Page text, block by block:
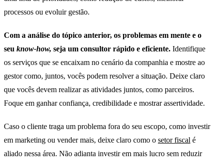
processos ou evoluir gestão.
Com a análise do tópico anterior, os problemas em mente e o
seu know-how, seja um consultor rápido e eficiente. Identifique
os serviços que se encaixam no cenário da companhia e mostre ao
gestor como, juntos, vocês podem resolver a situação. Deixe claro
que vocês devem realizar as atividades juntos, como parceiros.
Foque em ganhar confiança, credibilidade e mostrar assertividade.
Caso o cliente traga um problema fora do seu escopo, como investir
em marketing ou vender mais, deixe claro como o setor fiscal é
aliado nessa área. Não adianta investir em mais lucro sem reduzir